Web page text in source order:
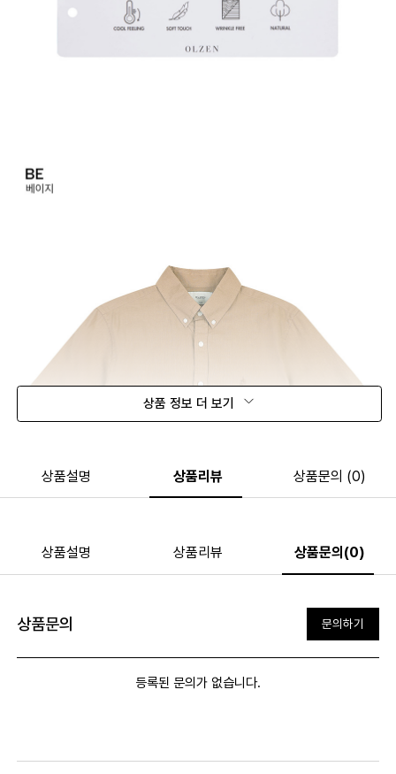
상품 정보 더 보기
상품설명 상품리뷰 상품문의 (0)
상품설명 상품리뷰 상품문의(0)
상품문의 문의하기
등록된 문의가 없습니다.